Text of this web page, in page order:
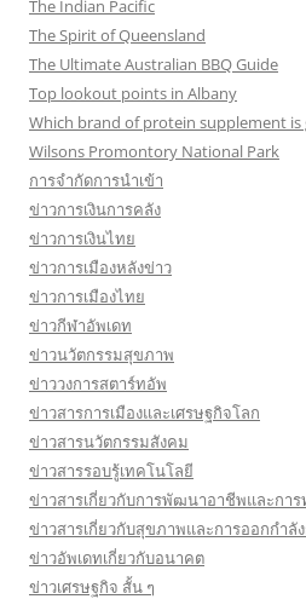
The Indian Pacific
The Spirit of Queensland
The Ultimate Australian BBQ Guide
Top lookout points in Albany
Which brand of protein supplement is
Wilsons Promontory National Park
การจำกัดการนำเข้า
ข่าวการเงินการคลัง
ข่าวการเงินไทย
ข่าวการเมืองหลังข่าว
ข่าวการเมืองไทย
ข่าวกีฬาอัพเดท
ข่าวนวัตกรรมสุขภาพ
ข่าววงการสตาร์ทอัพ
ข่าวสารการเมืองและเศรษฐกิจโลก
ข่าวสารนวัตกรรมสังคม
ข่าวสารรอบรู้เทคโนโลยี
ข่าวสารเกี่ยวกับการพัฒนาอาชีพและการ
ข่าวสารเกี่ยวกับสุขภาพและการออกกำลั
ข่าวอัพเดทเกี่ยวกับอนาคต
ข่าวเศรษฐกิจ สั้น ๆ